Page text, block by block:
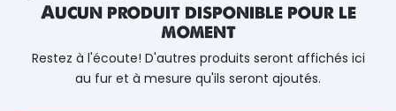
Aucun produit disponible pour le
moment
Restez à l'écoute! D'autres produits seront affichés ici
au fur et à mesure qu'ils seront ajoutés.